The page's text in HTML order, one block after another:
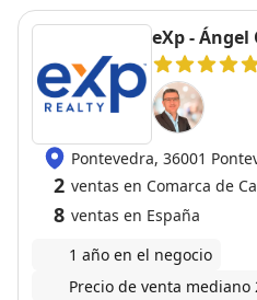
eXp -
Pontevedra, 36001
2 ventas en Comarca de
8 ventas en España
1 año en el negocio
Precio de venta mediano